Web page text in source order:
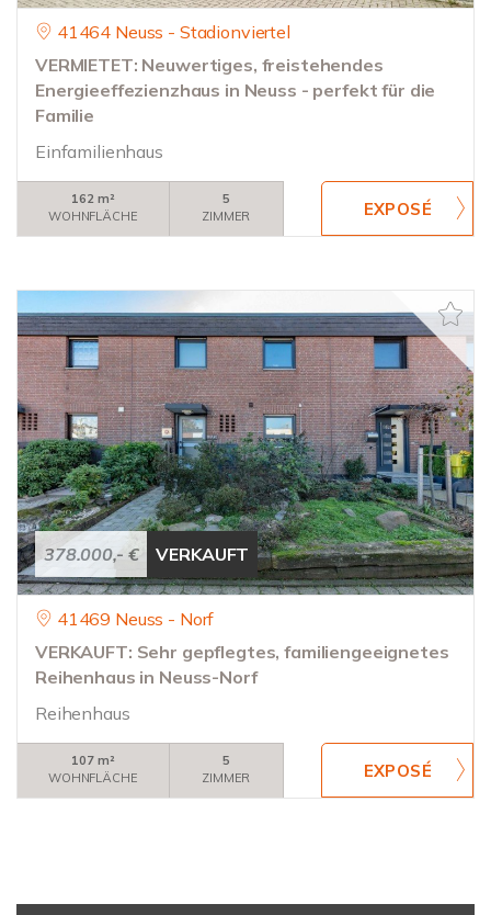
41464 Neuss - Stadionviertel
VERMIETET: Neuwertiges, freistehendes
Energieeffezienzhaus in Neuss - perfekt für die
Familie
Einfamilienhaus
162 m²
WOHNFLÄCHE
5
ZIMMER
378.000,- € VERKAUFT
41469 Neuss - Norf
VERKAUFT: Sehr gepflegtes, familiengeeignetes
Reihenhaus in Neuss-Norf
Reihenhaus
107 m²
WOHNFLÄCHE
5
ZIMMER